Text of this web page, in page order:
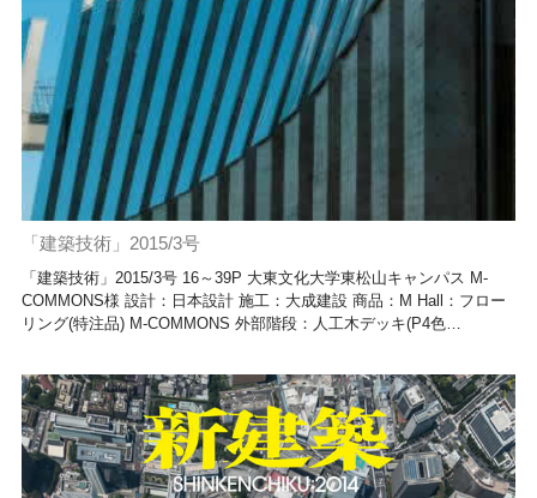
「建築技術」2015/3号
「建築技術」2015/3号 16～39P 大東文化大学東松山キャンパス M-
COMMONS様 設計：日本設計 施工：大成建設 商品：M Hall：フロー
リング(特注品) M-COMMONS 外部階段：人工木デッキ(P4色…